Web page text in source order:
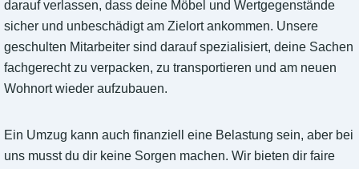
darauf verlassen, dass deine Möbel und Wertgegenstände
sicher und unbeschädigt am Zielort ankommen. Unsere
geschulten Mitarbeiter sind darauf spezialisiert, deine Sachen
fachgerecht zu verpacken, zu transportieren und am neuen
Wohnort wieder aufzubauen.
Ein Umzug kann auch finanziell eine Belastung sein, aber bei
uns musst du dir keine Sorgen machen. Wir bieten dir faire